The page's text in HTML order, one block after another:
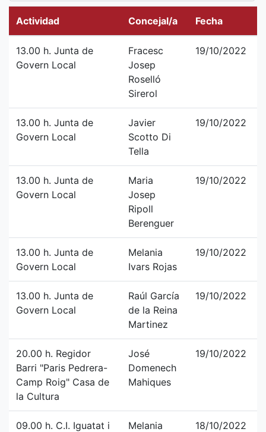
Actividad Concejal/a Fecha
13.00 h. Junta de
Govern Local
Fracesc
Josep
Roselló
Sirerol
19/10/2022
13.00 h. Junta de
Govern Local
Javier
Scotto Di
Tella
19/10/2022
13.00 h. Junta de
Govern Local
Maria
Josep
Ripoll
Berenguer
19/10/2022
13.00 h. Junta de
Govern Local
Melania
Ivars Rojas
19/10/2022
13.00 h. Junta de
Govern Local
Raúl García
de la Reina
Martinez
19/10/2022
20.00 h. Regidor
Barri "Paris Pedrera-
Camp Roig" Casa de
la Cultura
José
Domenech
Mahiques
19/10/2022
09.00 h. C.I. Iguatat i
Melania
18/10/2022